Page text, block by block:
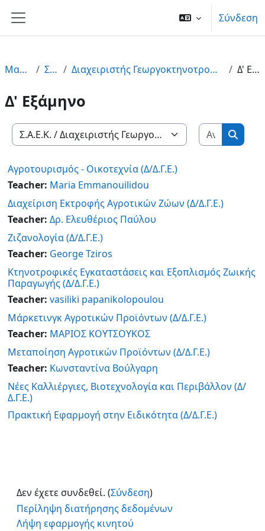
Πλευρικός πίνακας
Σύνδεση
Μαθήματα Σ.Α.Ε.Κ. Διαχειριστής Γεωργοκτηνοτροφικών Εκμεταλλεύσεων (Σ.Α.Ε.Κ.) Δ' Εξάμηνο
Δ' Εξάμηνο
Κατηγορίες μαθημάτων
Αγροτουρισμός - Οικοτεχνία (Δ/Δ.Γ.Ε.)
Teacher: Maria Emmanouilidou
Διαχείριση Εκτροφής Αγροτικών Ζώων (Δ/Δ.Γ.Ε.)
Teacher: Δρ. Ελευθέριος Παύλου
Ζιζανολογία (Δ/Δ.Γ.Ε.)
Teacher: George Tziros
Κτηνοτροφικές Εγκαταστάσεις και Εξοπλισμός Ζωικής
Παραγωγής (Δ/Δ.Γ.Ε.)
Teacher: vasiliki papanikolopoulou
Μάρκετινγκ Αγροτικών Προϊόντων (Δ/Δ.Γ.Ε.)
Teacher: ΜΑΡΙΟΣ ΚΟΥΤΣΟΥΚΟΣ
Μεταποίηση Αγροτικών Προϊόντων (Δ/Δ.Γ.Ε.)
Teacher: Κωνσταντίνα Βούλγαρη
Νέες Καλλιέργιες, Βιοτεχνολογία και Περιβάλλον (Δ/
Δ.Γ.Ε.)
Πρακτική Εφαρμογή στην Ειδικότητα (Δ/Δ.Γ.Ε.)
Δεν έχετε συνδεθεί. (Σύνδεση)
Περίληψη διατήρησης δεδομένων
Λήψη εφαρμογής κινητού